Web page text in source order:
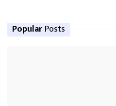
Popular Posts